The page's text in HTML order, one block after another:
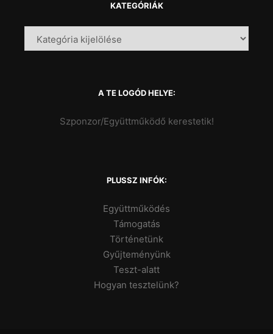
KATEGÓRIÁK
A TE LOGÓD HELYE:
Szponzor/Együttműködő kerestetik!
PLUSSZ INFÓK:
Együttműködés
Támogatás
Történetünk
Gyűjteményünk
Teszt-alatt
Hogyan tesztelünk?